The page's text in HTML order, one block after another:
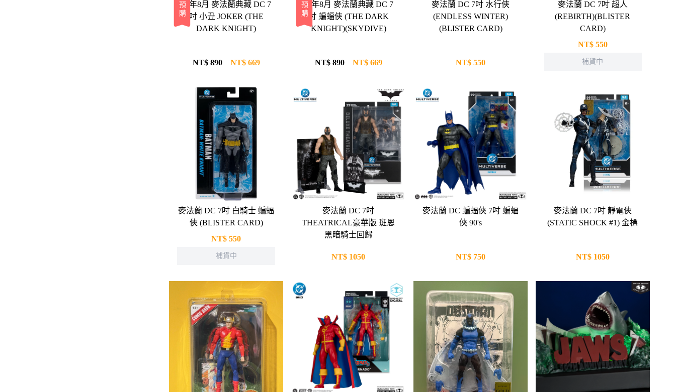
預購
26年8月 麥法蘭典藏 DC 7
吋 小丑 JOKER (THE
DARK KNIGHT)
NT$ 890 NT$669
預購
26年8月 麥法蘭典藏 DC 7
吋 蝙蝠俠 (THE DARK
KNIGHT)(SKYDIVE)
NT$ 890 NT$669
麥法蘭 DC 7吋 水行俠
(ENDLESS WINTER)
(BLISTER CARD)
NT$ 550
麥法蘭 DC 7吋 超人
(REBIRTH)(BLISTER
CARD)
NT$550
補貨中
麥法蘭 DC 7吋 白騎士 蝙蝠
俠 (BLISTER CARD)
NT$ 550
補貨中
麥法蘭 DC 7吋
THEATRICAL豪華版 班恩
黑暗騎士回歸
NT$ 1050
麥法蘭 DC 蝙蝠俠 7吋 蝙蝠
俠 90's
NT$ 750
麥法蘭 DC 7吋 靜電俠
(STATIC SHOCK #1) 金標
NT$1050